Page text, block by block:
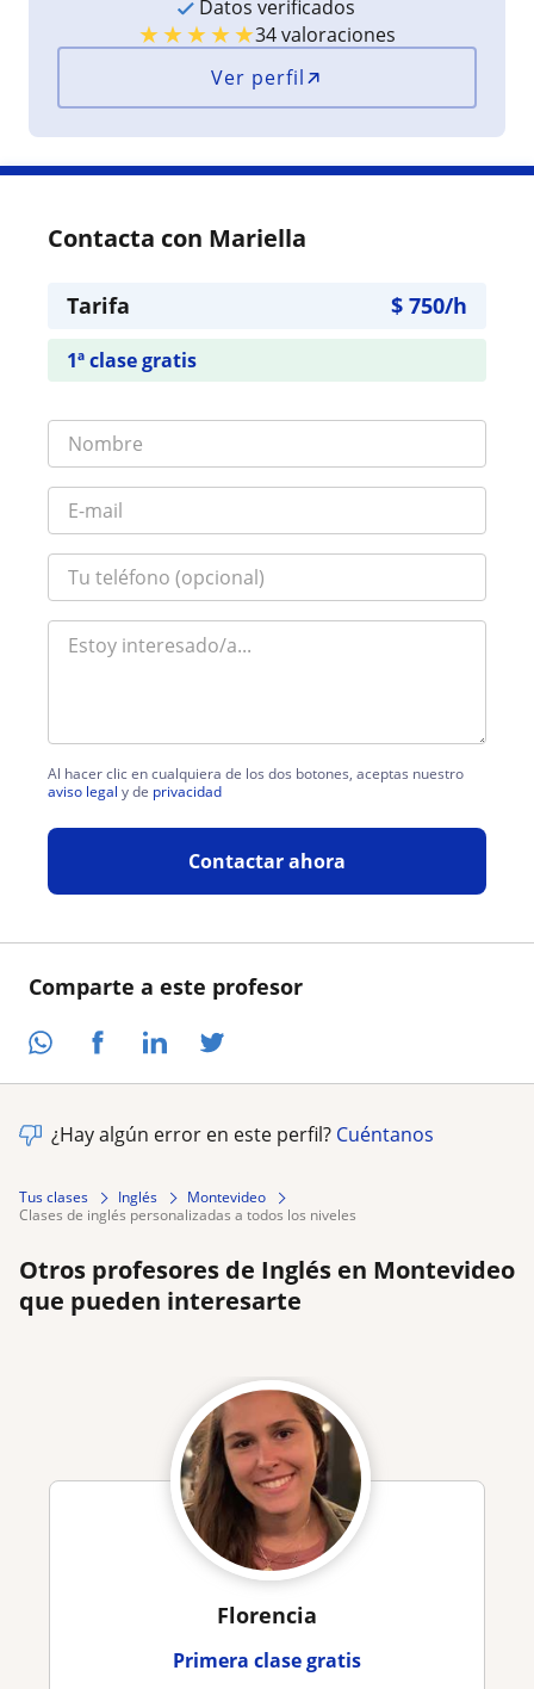
Comparte a este profesor
Datos verificados
★★★★★34 valoraciones
Ver perfil
Contacta con Mariella
Tarifa $ 750/h
1ª clase gratis
Al hacer clic en cualquiera de los dos botones, aceptas nuestro
aviso legal y de privacidad
Contactar ahora
¿Hay algún error en este perfil? Cuéntanos
Tus clases Inglés
Montevideo
clases de inglés personalizadas a todos los niveles
Otros profesores de Inglés en Montevideo
que pueden interesarte
Florencia
Primera clase gratis